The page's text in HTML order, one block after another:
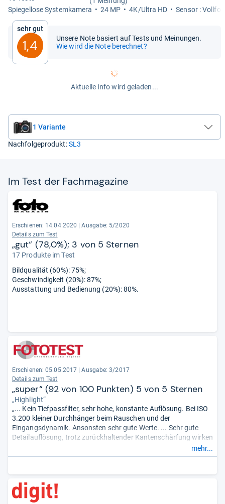
Spie­gel­lose Sys­tem­ka­mera
24 MP 4K/Ultra HD Sen­sor :
Sehr gut
1,4
Unsere Note basiert auf Tests und Meinungen.
Wie wird die Note berechnet?
Aktuelle Info wird geladen...
1 Variante
Nachfolgeprodukt:SL3
Im Test der Fach­ma­ga­zine
Erschienen: 14.04.2020
Ausgabe: 5/2020
Details zum Test
„gut“ (78,0%); 3 von 5 Sternen
17 Produkte im Test
Bildqualität (60%): 75%;
Geschwindigkeit (20%): 87%;
Ausstattung und Bedienung (20%): 80%.
Erschienen: 05.05.2017
Ausgabe: 3/2017
Details zum Test
„super“ (92 von 100 Punkten) 5 von 5 Sternen
„Highlight“
„... Kein Tiefpassfilter, sehr hohe, konstante Auflösung. Bei ISO
3.200 kleiner Durchhänger beim Rauschen und der
Eingangsdynamik. Ansonsten sehr gute Werte. ... Sehr gute
Detailauflösung, trotz zurückhaltender Kantenschärfung wirken
Rauschen und Artefakte. ... Der Kontrast-Autofokus pumpt
mehr...